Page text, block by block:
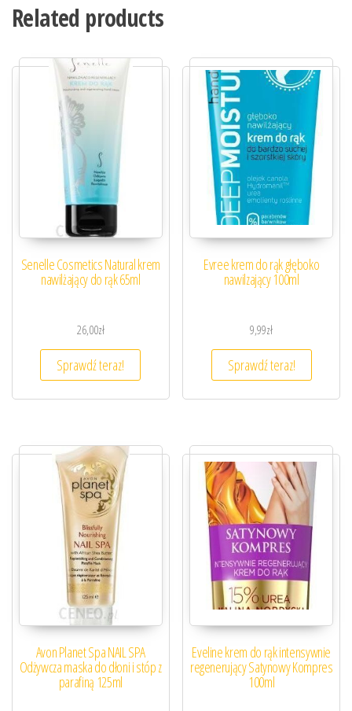
Related products
Senelle Cosmetics Natural krem
nawilżający do rąk 65ml
26,00zł
Sprawdź teraz!
Evree krem do rąk głęboko
nawilzający 100ml
9,99zł
Sprawdź teraz!
Avon Planet Spa NAIL SPA
Odżywcza maska do dłoni i stóp z
parafiną 125ml
Eveline krem do rąk intensywnie
regenerujący Satynowy Kompres
100ml